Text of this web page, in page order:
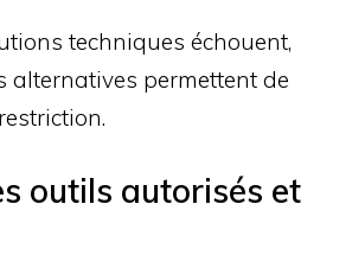
techniques échouent,
alternatives permettent de
outils autorisés et